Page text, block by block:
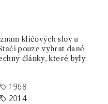
klíčových slov u
pouze vybrat dané
články, které byly
1968
2014